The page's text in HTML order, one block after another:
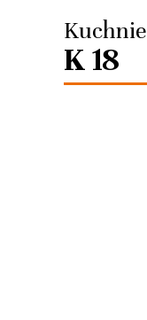
Kuchnie
K 18